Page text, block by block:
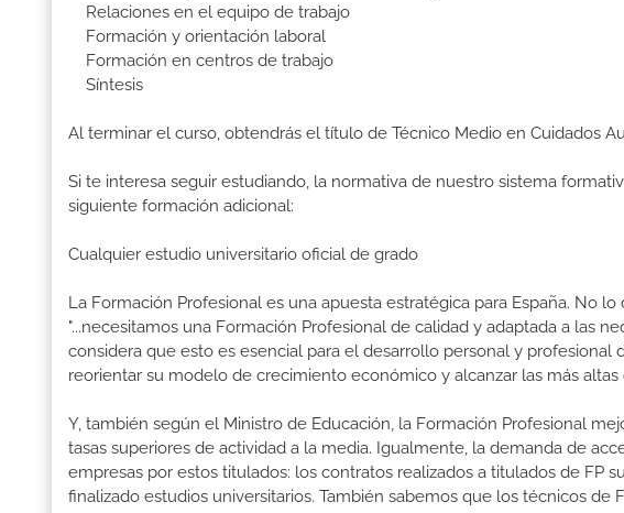
Relaciones en el equipo de trabajo
Formación y orientación laboral
Formación en centros de trabajo
Síntesis
Al terminar el curso, obtendrás el título de Técnico Medio en Cuidados
Si te interesa seguir estudiando, la normativa de nuestro sistema
siguiente formación adicional:
Cualquier estudio universitario oficial de grado
La Formación Profesional es una apuesta estratégica para España. No
"...necesitamos una Formación Profesional de calidad y adaptada a las
considera que esto es esencial para el desarrollo personal y profesional
reorientar su modelo de crecimiento económico y alcanzar las más altas
Y, también según el Ministro de Educación, la Formación Profesional
tasas superiores de actividad a la media. Igualmente, la demanda de
empresas por estos titulados: los contratos realizados a titulados de FP
finalizado estudios universitarios. También sabemos que los técnicos